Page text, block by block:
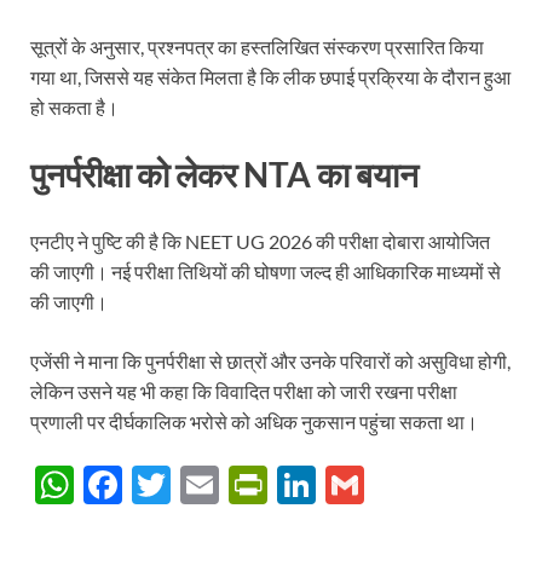
सूत्रों के अनुसार, प्रश्नपत्र का हस्तलिखित संस्करण प्रसारित किया
गया था, जिससे यह संकेत मिलता है कि लीक छपाई प्रक्रिया के दौरान हुआ
हो सकता है।
पुनर्परीक्षा को लेकर NTA का बयान
एनटीए ने पुष्टि की है कि NEET UG 2026 की परीक्षा दोबारा आयोजित
की जाएगी। नई परीक्षा तिथियों की घोषणा जल्द ही आधिकारिक माध्यमों से
की जाएगी।
एजेंसी ने माना कि पुनर्परीक्षा से छात्रों और उनके परिवारों को असुविधा होगी,
लेकिन उसने यह भी कहा कि विवादित परीक्षा को जारी रखना परीक्षा
प्रणाली पर दीर्घकालिक भरोसे को अधिक नुकसान पहुंचा सकता था।
W F
T
E
P
Li